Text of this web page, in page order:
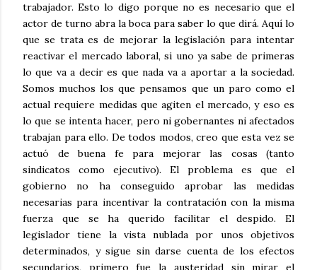
trabajador. Esto lo digo porque no es necesario que el
actor de turno abra la boca para saber lo que dirá. Aquí lo
que se trata es de mejorar la legislación para intentar
reactivar el mercado laboral, si uno ya sabe de primeras
lo que va a decir es que nada va a aportar a la sociedad.
Somos muchos los que pensamos que un paro como el
actual requiere medidas que agiten el mercado, y eso es
lo que se intenta hacer, pero ni gobernantes ni afectados
trabajan para ello. De todos modos, creo que esta vez se
actuó de buena fe para mejorar las cosas (tanto
sindicatos como ejecutivo). El problema es que el
gobierno no ha conseguido aprobar las medidas
necesarias para incentivar la contratación con la misma
fuerza que se ha querido facilitar el despido. El
legislador tiene la vista nublada por unos objetivos
determinados, y sigue sin darse cuenta de los efectos
secundarios, primero fue la austeridad sin mirar el